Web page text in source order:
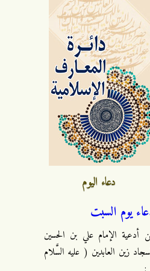
دعاء اليوم
يوم السبت
أدعية الإمام علي بن الحسين
زين العابدين ( عليه السَّلام